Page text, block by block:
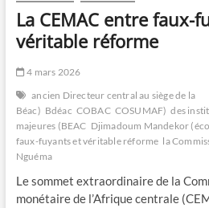
La CEMAC entre faux-
véritable réforme
4 mars 2026
ancien Directeur central au siège de la
Béac) Bdéac COBAC COSUMAF) des
majeures (BEAC Djimadoum Mandekor
faux-fuyants et véritable réforme la
Nguéma
Le sommet extraordinaire de la
monétaire de l’Afrique centrale